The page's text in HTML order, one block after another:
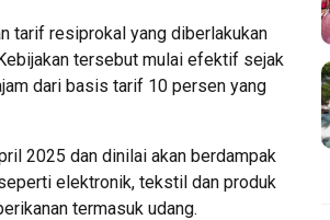
tarif resiprokal yang diberlakukan
tersebut mulai efektif sejak
dari basis tarif 10 persen yang
2025 dan dinilai akan berdampak
elektronik, tekstil dan produk
termasuk udang.